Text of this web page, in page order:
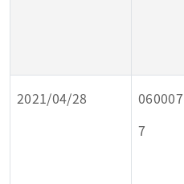
2021/04/28
060007
7